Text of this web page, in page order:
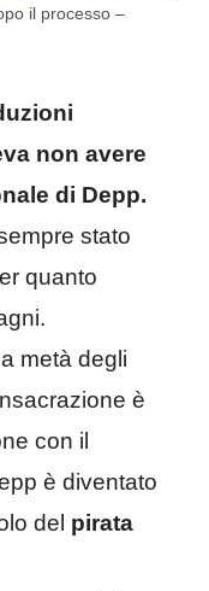
il processo –
non avere
di Depp.
stato
quanto
metà degli
è
con il
è diventato
del pirata